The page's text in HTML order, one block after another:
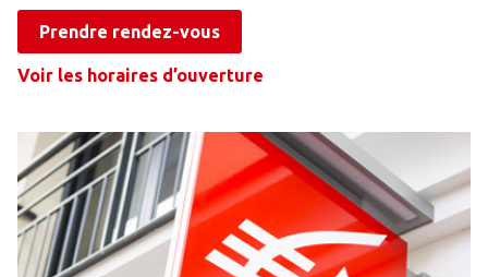
Prendre rendez-vous
Voir les horaires d’ouverture